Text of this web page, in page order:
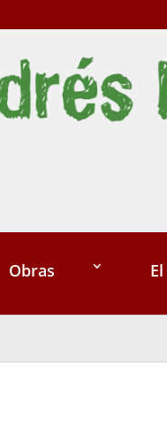
Obras